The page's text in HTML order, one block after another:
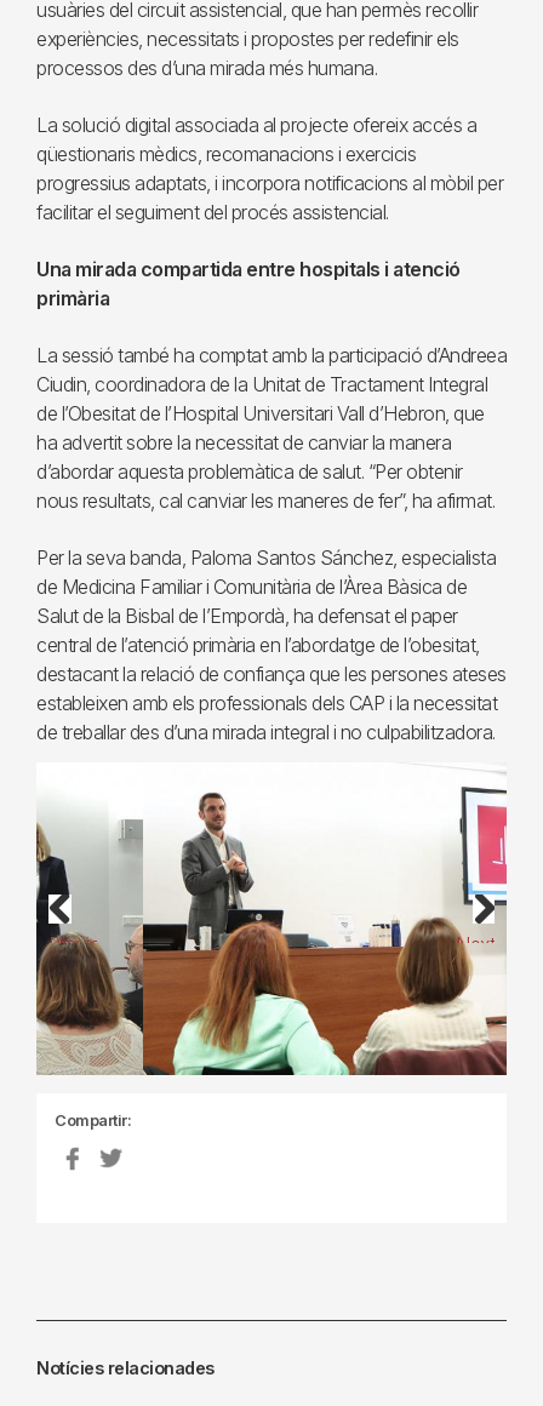
usuàries del circuit assistencial, que han permès recollir
experiències, necessitats i propostes per redefinir els
processos des d’una mirada més humana.
La solució digital associada al projecte ofereix accés a
qüestionaris mèdics, recomanacions i exercicis
progressius adaptats, i incorpora notificacions al mòbil per
facilitar el seguiment del procés assistencial.
Una mirada compartida entre hospitals i atenció
primària
La sessió també ha comptat amb la participació d’Andreea
Ciudin, coordinadora de la Unitat de Tractament Integral
de l’Obesitat de l’Hospital Universitari Vall d’Hebron, que
ha advertit sobre la necessitat de canviar la manera
d’abordar aquesta problemàtica de salut. “Per obtenir
nous resultats, cal canviar les maneres de fer”, ha afirmat.
Per la seva banda, Paloma Santos Sánchez, especialista
de Medicina Familiar i Comunitària de l’Àrea Bàsica de
Salut de la Bisbal de l’Empordà, ha defensat el paper
central de l’atenció primària en l’abordatge de l’obesitat,
destacant la relació de confiança que les persones ateses
estableixen amb els professionals dels CAP i la necessitat
de treballar des d’una mirada integral i no culpabilitzadora.
Previous Next
Compartir:
Notícies relacionades